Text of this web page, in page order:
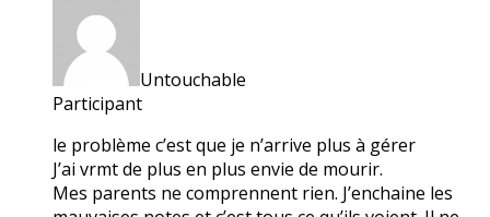
Untouchable
Participant
le problème c’est que je n’arrive plus à gérer
J’ai vrmt de plus en plus envie de mourir.
Mes parents ne comprennent rien. J’enchaine les